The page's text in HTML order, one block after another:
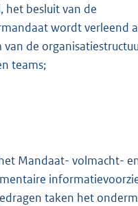
het besluit van de
wordt verleend
de
teams;
Mandaat- volmacht-
taken het